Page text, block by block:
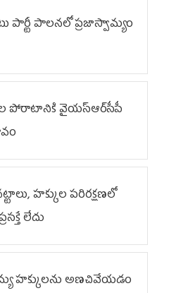
పార్టీ పాలనలో ప్రజాస్వామ్యం
పోరాటానికి వైయ‌స్ఆర్‌సీపీ
హక్కుల పరిరక్షణలో
లేదు
హక్కులను అణచివేయడం